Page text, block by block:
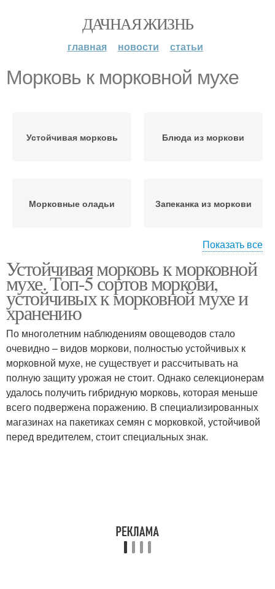
ДАЧНАЯ ЖИЗНЬ
главная новости статьи
Морковь к морковной мухе
Устойчивая морковь Блюда из моркови
Морковные оладьи Запеканка из моркови
Морковная муха
Показать все
Устойчивая морковь к морковной
мухе. Топ-5 сортов моркови,
устойчивых к морковной мухе и
хранению
По многолетним наблюдениям овощеводов стало
очевидно – видов моркови, полностью устойчивых к
морковной мухе, не существует и рассчитывать на
полную защиту урожая не стоит. Однако селекционерам
удалось получить гибридную морковь, которая меньше
всего подвержена поражению. В специализированных
магазинах на пакетиках семян с морковкой, устойчивой
перед вредителем, стоит специальных знак.